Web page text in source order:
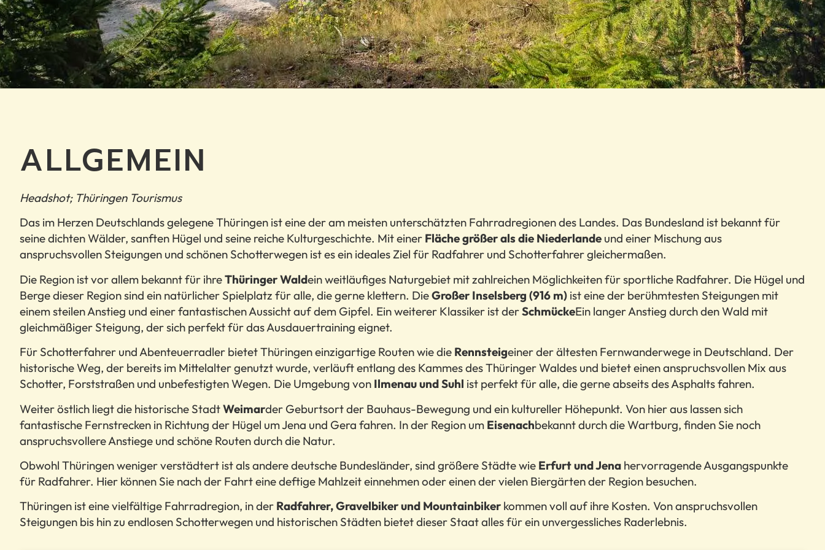
ALLGEMEIN
Headshot; Thüringen Tourismus
Das im Herzen Deutschlands gelegene Thüringen ist eine der am meisten unterschätzten Fahrradregionen des Landes. Das Bundesland ist bekannt für
seine dichten Wälder, sanften Hügel und seine reiche Kulturgeschichte. Mit einer Fläche größer als die Niederlande und einer Mischung aus
anspruchsvollen Steigungen und schönen Schotterwegen ist es ein ideales Ziel für Radfahrer und Schotterfahrer gleichermaßen.
Die Region ist vor allem bekannt für ihreThüringer Waldein weitläufiges Naturgebiet mit zahlreichen Möglichkeiten für sportliche Radfahrer. Die Hügel und
Berge dieser Region sind ein natürlicher Spielplatz für alle, die gerne klettern. DieGroßer Inselsberg (916 m) ist eine der berühmtesten Steigungen mit
einem steilen Anstieg und einer fantastischen Aussicht auf dem Gipfel. Ein weiterer Klassiker ist derSchmückeEin langer Anstieg durch den Wald mit
gleichmäßiger Steigung, der sich perfekt für das Ausdauertraining eignet.
Für Schotterfahrer und Abenteuerradler bietet Thüringen einzigartige Routen wie die Rennsteigeiner der ältesten Fernwanderwege in Deutschland. Der
historische Weg, der bereits im Mittelalter genutzt wurde, verläuft entlang des Kammes des Thüringer Waldes und bietet einen anspruchsvollen Mix aus
Schotter, Forststraßen und unbefestigten Wegen. Die Umgebung von Ilmenau und Suhl ist perfekt für alle, die gerne abseits des Asphalts fahren.
Weiter östlich liegt die historische StadtWeimarder Geburtsort der Bauhaus-Bewegung und ein kultureller Höhepunkt. Von hier aus lassen sich
fantastische Fernstrecken in Richtung der Hügel um Jena und Gera fahren. In der Region um Eisenachbekannt durch die Wartburg, finden Sie noch
anspruchsvollere Anstiege und schöne Routen durch die Natur.
Obwohl Thüringen weniger verstädtert ist als andere deutsche Bundesländer, sind größere Städte wie Erfurt und Jena hervorragende Ausgangspunkte
für Radfahrer. Hier können Sie nach der Fahrt eine deftige Mahlzeit einnehmen oder einen der vielen Biergärten der Region besuchen.
Thüringen ist eine vielfältige Fahrradregion, in der Radfahrer, Gravelbiker und Mountainbikerkommen voll auf ihre Kosten. Von anspruchsvollen
Steigungen bis hin zu endlosen Schotterwegen und historischen Städten bietet dieser Staat alles für ein unvergessliches Raderlebnis.